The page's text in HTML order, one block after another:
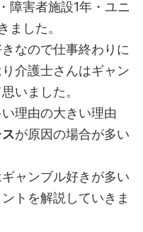
障害者施設1年・ユニ
ました。
なので仕事終わりに
介護士さんはギャン
いました。
理由の大きい理由
が原因の場合が多い
ャンブル好きが多い
トを解説していきま